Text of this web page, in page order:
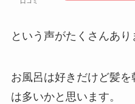
という声がたくさんあり
お風呂は好きだけど髪
は多いかと思います。